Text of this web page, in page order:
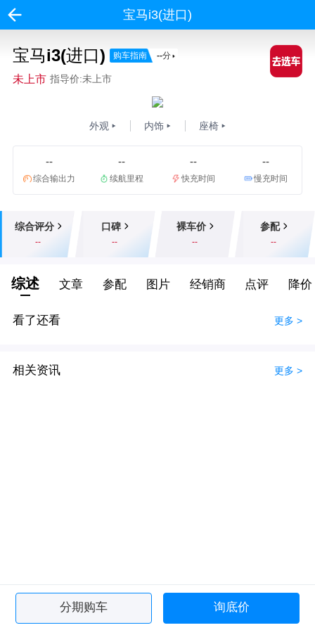
宝马i3(进口)
宝马i3(进口) 购车指南 --分
未上市 指导价:未上市
外观 内饰 座椅
--
综合输出力
--
续航里程
--
快充时间
--
慢充时间
综合评分
--
口碑
--
裸车价
--
参配
--
综述 文章 参配 图片 经销商 点评 降价
看了还看 更多 >
相关资讯 更多 >
分期购车 询底价